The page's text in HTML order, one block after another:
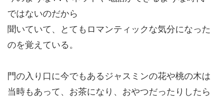
ではないのだから
聞いていて、とてもロマンティックな気分になった
のを覚えている。
門の入り口に今でもあるジャスミンの花や桃の木は
当時もあって、お茶になり、おやつだったりしたら